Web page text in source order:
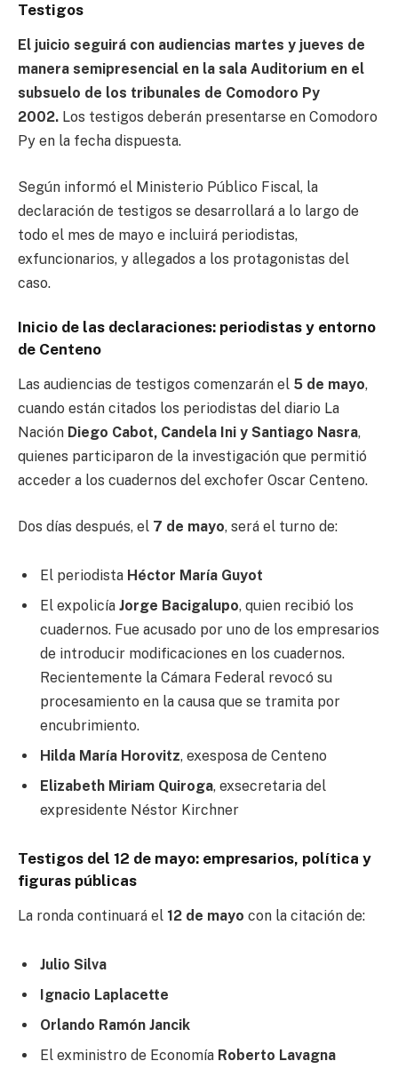
Testigos
El juicio seguirá con audiencias martes y jueves de
manera semipresencial en la sala Auditorium en el
subsuelo de los tribunales de Comodoro Py
2002. Los testigos deberán presentarse en Comodoro
Py en la fecha dispuesta.
Según informó el Ministerio Público Fiscal, la
declaración de testigos se desarrollará a lo largo de
todo el mes de mayo e incluirá periodistas,
exfuncionarios, y allegados a los protagonistas del
caso.
Inicio de las declaraciones: periodistas y entorno
de Centeno
Las audiencias de testigos comenzarán el 5 de mayo,
cuando están citados los periodistas del diario La
Nación Diego Cabot, Candela Ini y Santiago Nasra,
quienes participaron de la investigación que permitió
acceder a los cuadernos del exchofer Oscar Centeno.
Dos días después, el 7 de mayo, será el turno de:
El periodista Héctor María Guyot
El expolicía Jorge Bacigalupo, quien recibió los
cuadernos. Fue acusado por uno de los empresarios
de introducir modificaciones en los cuadernos.
Recientemente la Cámara Federal revocó su
procesamiento en la causa que se tramita por
encubrimiento.
Hilda María Horovitz, exesposa de Centeno
Elizabeth Miriam Quiroga, exsecretaria del
expresidente Néstor Kirchner
Testigos del 12 de mayo: empresarios, política y
figuras públicas
La ronda continuará el 12 de mayo con la citación de:
Julio Silva
Ignacio Laplacette
Orlando Ramón Jancik
El exministro de Economía Roberto Lavagna